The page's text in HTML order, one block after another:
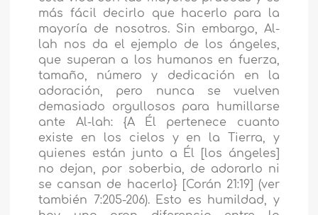
más fácil decirlo que hacerlo para la
mayoría de nosotros. Sin embargo, Al-
lah nos da el ejemplo de los ángeles,
que superan a los humanos en fuerza,
tamaño, número y dedicación en la
adoración, pero nunca se vuelven
demasiado orgullosos para humillarse
ante Al-lah: {A Él pertenece cuanto
existe en los cielos y en la Tierra, y
quienes están junto a Él [los ángeles]
no dejan, por soberbia, de adorarlo ni
se cansan de hacerlo} [Corán 21:19] (ver
también 7:205-206). Esto es humildad, y